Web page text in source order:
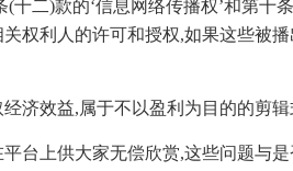
二)款的‘信息网络传播权’和第十
权利人的许可和授权,如果这些被
济效益,属于不以盈利为目的的剪
台上供大家无偿欣赏,这些问题与